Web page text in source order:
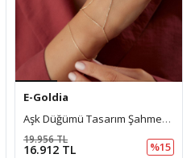
E-Goldia
Aşk Düğümü Tasarım Şahmeran
16.912 TL
19.956 TL
%15